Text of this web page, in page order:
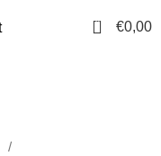
0 €0,00